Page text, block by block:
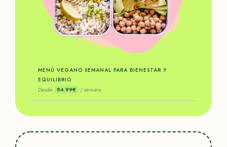
MENÚ VEGANO SEMANAL PARA BIENESTAR Y
EQUILIBRIO
Desde 84.99€ / semana